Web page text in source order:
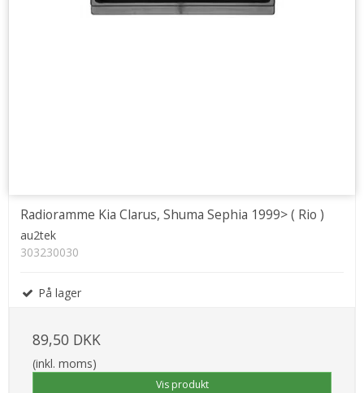
Radioramme Kia Clarus, Shuma Sephia 1999> ( Rio )
au2tek
303230030
På lager
89,50 DKK
(inkl. moms)
Vis produkt